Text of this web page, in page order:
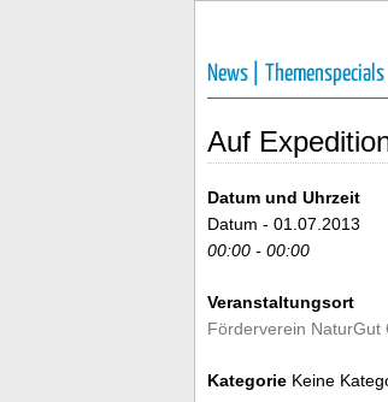
News | Themenspecials |
Auf
Datum und Uhrzeit
Datum - 01.07.2013
00:00 - 00:00
Veranstaltungsort
Förderverein NaturGut
Kategorie Keine